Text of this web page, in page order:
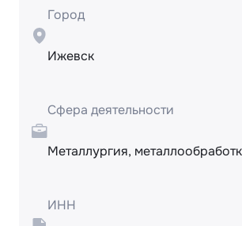
Город
Ижевск
Сфера деятельности
Металлургия,
ИНН